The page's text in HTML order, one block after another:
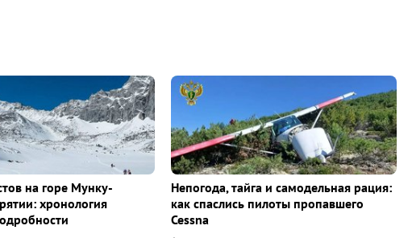
на горе Мунку-
хронология
Непогода, тайга и самодельная рация:
как спаслись пилоты пропавшего
Cessna